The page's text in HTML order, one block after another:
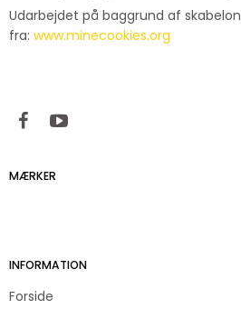
Udarbejdet på baggrund af skabelon
fra: www.minecookies.org
MÆRKER
INFORMATION
Forside